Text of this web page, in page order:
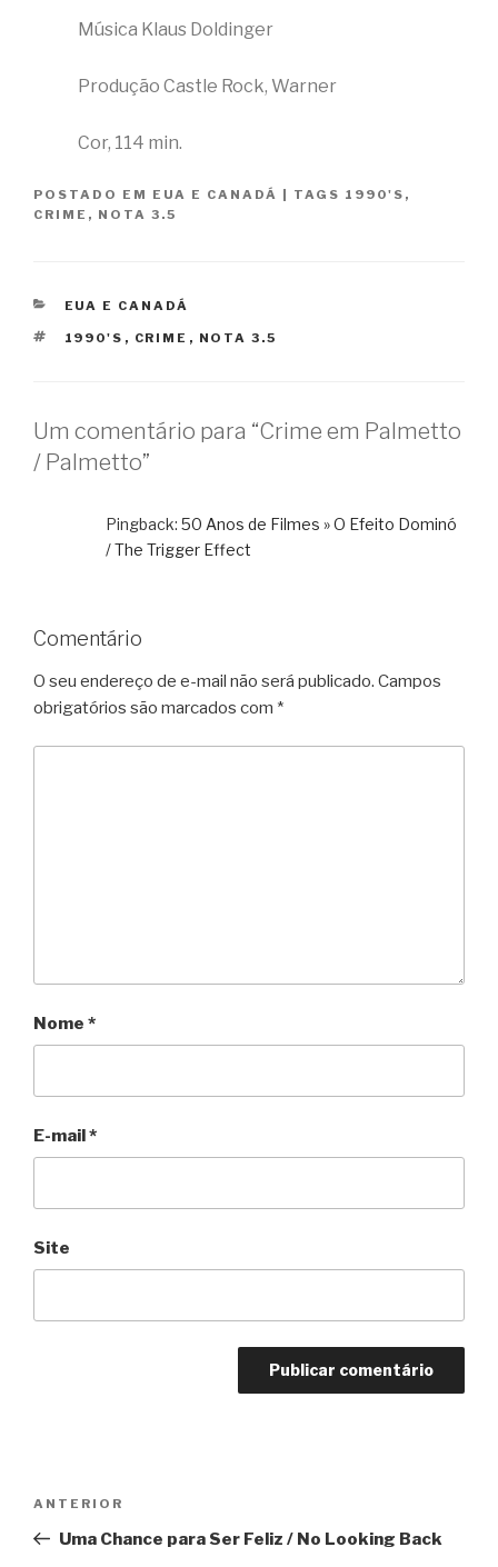
Música Klaus Doldinger
Produção Castle Rock, Warner
Cor, 114 min.
POSTADO EM EUA E CANADÁ TAGS 1990'S ,
CRIME , NOTA 3.5
CATEGORIAS
EUA E CANADÁ
TAGS
1990'S , CRIME , NOTA 3.5
Um comentário para “Crime em Palmetto
/ Palmetto”
Pingback: 50 Anos de Filmes » O Efeito Dominó
/ The Trigger Effect
Comentário
O seu endereço de e-mail não será publicado. Campos
obrigatórios são marcados com *
Nome *
E-mail*
Site
Post
Anterior
ANTERIOR
Uma Chance para Ser Feliz / No Looking Back